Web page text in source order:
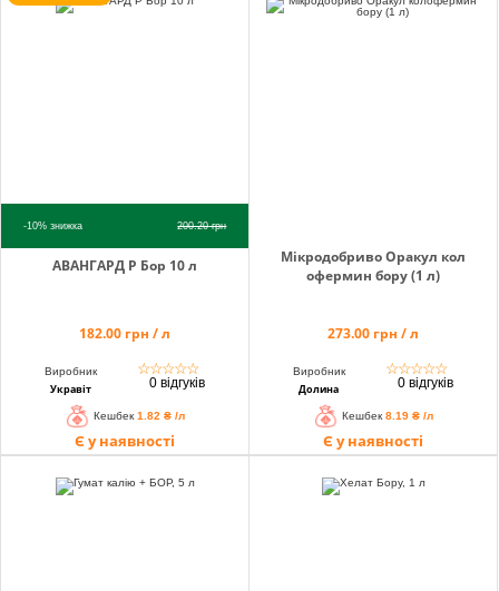
-10%знижка 200.20грн
АВАНГАРД Р Бор 10 л
182.00 грн / л
Виробник
Укравіт
☆☆☆☆☆
0 відгуків
Кешбек 1.82 ₴ /л
Є у наявності
Мікродобриво Оракул кол
офермин бору (1 л)
273.00 грн / л
Виробник
Долина
☆☆☆☆☆
0 відгуків
Кешбек 8.19 ₴ /л
Є у наявності